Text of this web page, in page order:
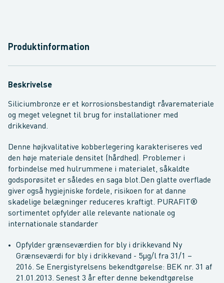
Produktinformation
Beskrivelse
Siliciumbronze er et korrosionsbestandigt råvaremateriale
og meget velegnet til brug for installationer med
drikkevand.
Denne højkvalitative kobberlegering karakteriseres ved
den høje materiale densitet (hårdhed). Problemer i
forbindelse med hulrummene i materialet, såkaldte
godsporøsitet er således en saga blot.Den glatte overflade
giver også hygiejniske fordele, risikoen for at danne
skadelige belægninger reduceres kraftigt. PURAFIT®
sortimentet opfylder alle relevante nationale og
internationale standarder
Opfylder grænseværdien for bly i drikkevand Ny
Grænseværdi for bly i drikkevand - 5µg/l fra 31/1 –
2016. Se Energistyrelsens bekendtgørelse: BEK nr. 31 af
21.01.2013. Senest 3 år efter denne bekendtgørelse